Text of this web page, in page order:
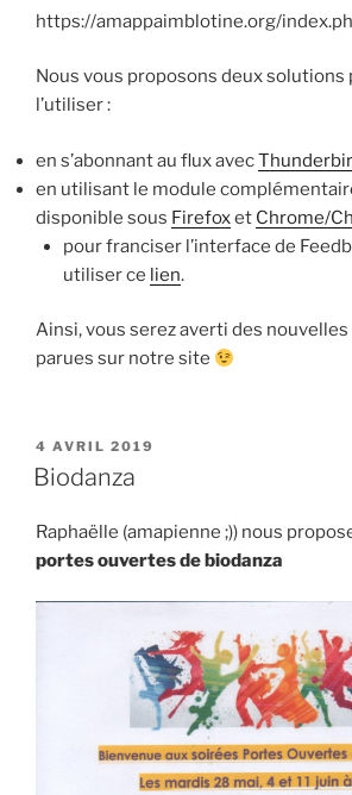
https://amappaimblotine.org/
Nous vous proposons deux solutions
l’utiliser :
en s’abonnant au flux avec
en utilisant le module
disponible sous Firefoxet Chrome/
pour franciser l’interface de
utiliser ce lien.
Ainsi, vous serez averti des
parues sur notre site
PUBLIÉ
LE
4 AVRIL 2019
Biodanza
Raphaëlle (amapienne ;)) nous
portes ouvertes de biodanza